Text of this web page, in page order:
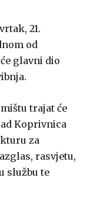
21.
od
glavni dio
trajat će
Koprivnica
za
rasvjetu,
službu te